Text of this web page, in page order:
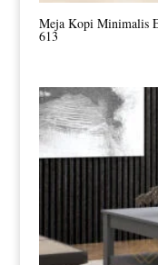
Meja Kopi Minimalis
613